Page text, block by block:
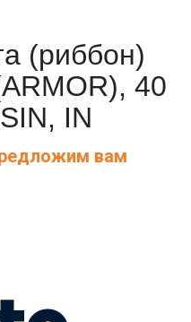
(риббон)
40
IN
вам